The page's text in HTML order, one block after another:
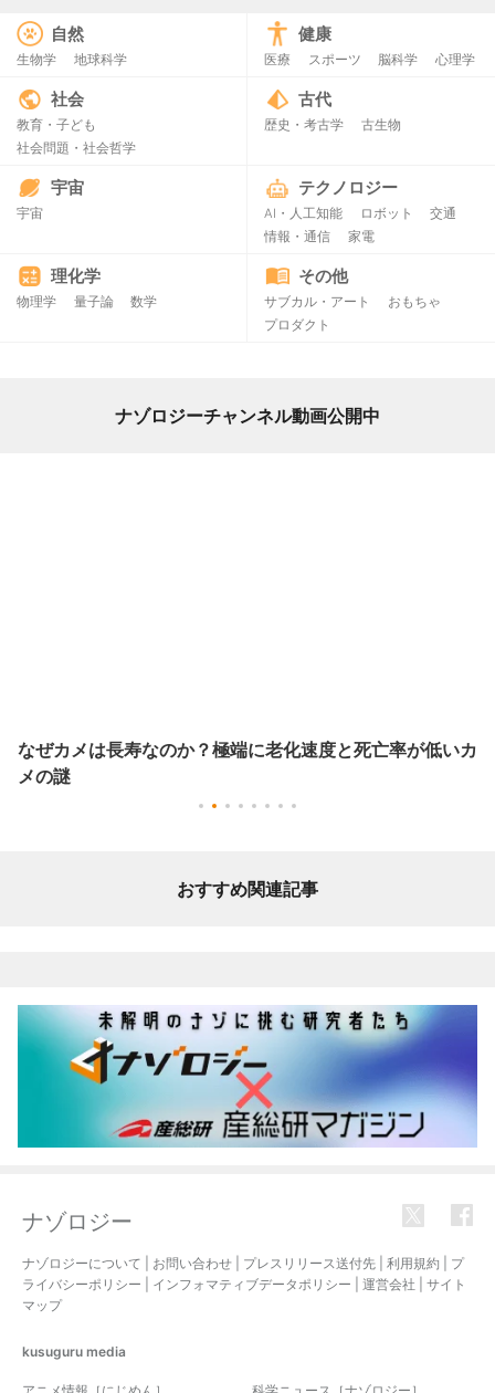
自然
生物学 地球科学
健康
医療 スポーツ 脳科学 心理学
社会
教育・子ども
社会問題・社会哲学
古代
歴史・考古学 古生物
宇宙
宇宙
テクノロジー
AI・人工知能 ロボット
交通
情報・通信
家電
理化学
物理学 量子論 数学
その他
サブカル・アート
おもちゃ
プロダクト
ナゾロジーチャンネル動画公開中
なぜカメは長寿なのか？極端に老化速度と死亡率が低いカ
メの謎
おすすめ関連記事
ナゾロジー
ナゾロジーについて お問い合わせ プレスリリース送付先 利用規約
プ
ライバシーポリシー
インフォマティブデータポリシー 運営会社
サイト
マップ
kusuguru media